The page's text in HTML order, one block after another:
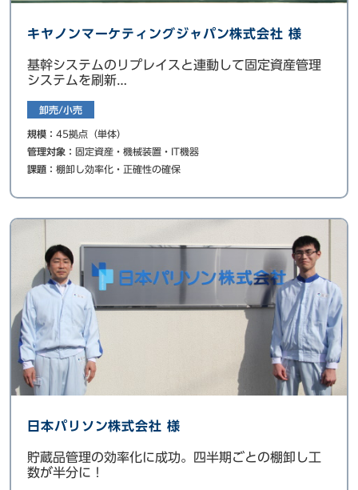
キヤノンマーケティングジャパン株式会社 様
基幹システムのリプレイスと連動して固定資産管理
システムを刷新
卸売/小売
規模： 45拠点（単体）
管理対象： 固定資産・機械装置・IT機器
課題： 棚卸し効率化・正確性の確保
日本パリソン株式会社 様
貯蔵品管理の効率化に成功。四半期ごとの棚卸し工
数が半分に！